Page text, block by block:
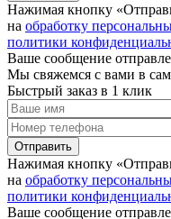
Нажимая кнопку
на обработку
политики
Ваше сообщение
Мы свяжемся с вами в
Быстрый заказ в 1 клик
Отправить
Нажимая кнопку
на обработку
политики
Ваше сообщение